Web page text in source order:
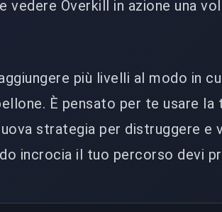
vedere Overkill in azione una
più livelli al modo in
È pensato per te usare la
strategia per distruggere e
incrocia il tuo percorso devi